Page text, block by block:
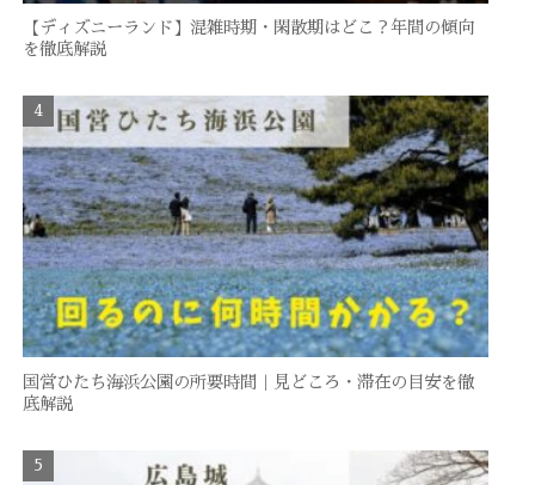
【ディズニーランド】混雑時期・閑散期はどこ？年間の傾向
を徹底解説
国営ひたち海浜公園の所要時間｜見どころ・滞在の目安を徹
底解説